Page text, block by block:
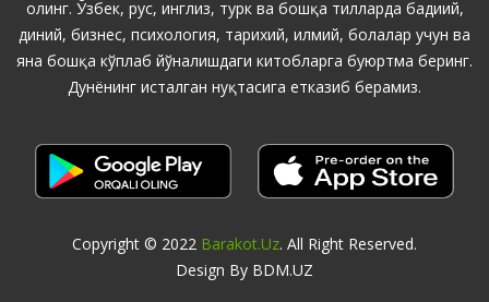
олинг. Ўзбек, рус, инглиз, турк ва бошқа тилларда бадиий,
диний, бизнес, психология, тарихий, илмий, болалар учун ва
яна бошқа кўплаб йўналишдаги китобларга буюртма беринг.
Дунёнинг исталган нуқтасига етказиб берамиз.
Copyright © 2022 Barakot.uz. All Right Reserved.
Design By BDM.UZ